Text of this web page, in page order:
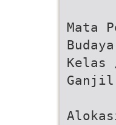
Mata
Budaya
Ganjil